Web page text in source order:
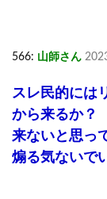
566: 山師さん
スレ民的には
から来るか？
来ないと思っ
煽る気ないで